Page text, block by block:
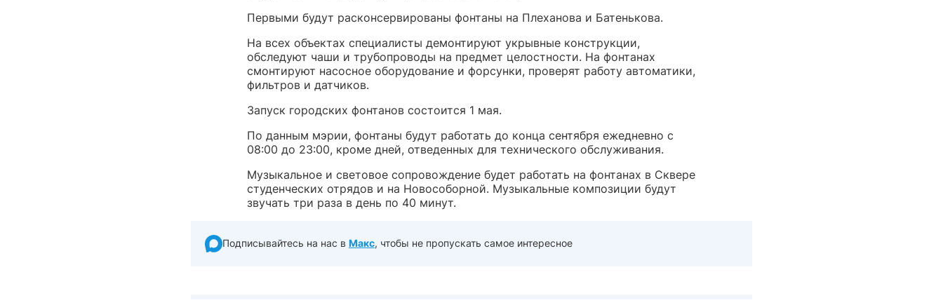
Первыми будут расконсервированы фонтаны на Плеханова и Батенькова.
На всех объектах специалисты демонтируют укрывные конструкции,
обследуют чаши и трубопроводы на предмет целостности. На фонтанах
смонтируют насосное оборудование и форсунки, проверят работу автоматики,
фильтров и датчиков.
Запуск городских фонтанов состоится 1 мая.
По данным мэрии, фонтаны будут работать до конца сентября ежедневно с
08:00 до 23:00, кроме дней, отведенных для технического обслуживания.
Музыкальное и световое сопровождение будет работать на фонтанах в Сквере
студенческих отрядов и на Новособорной. Музыкальные композиции будут
звучать три раза в день по 40 минут.
Подписывайтесь на нас в Макс, чтобы не пропускать самое интересное